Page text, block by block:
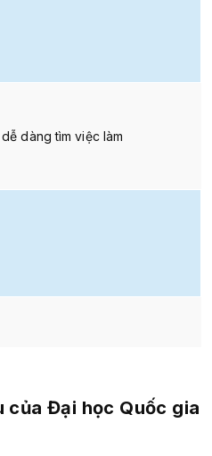
dàng tìm việc làm
của Đại học Quốc gia